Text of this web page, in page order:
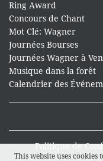
Ring Award
Concours de Chant
Mot Clé: Wagner
Journées Bourses
Journées Wagner à
Musique dans la forêt
Calendrier des
Politique de
This website uses